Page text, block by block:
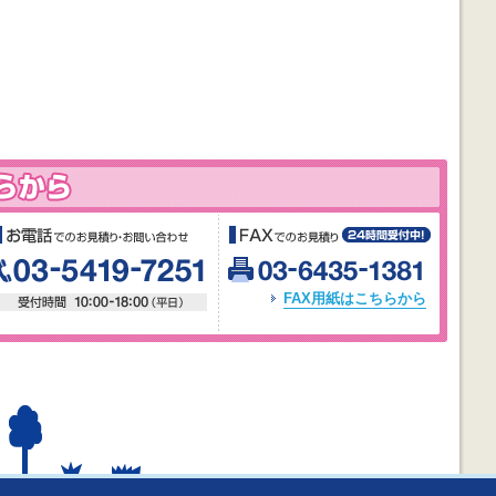
からのお見積り
見積りフォーム
お電話でのお見積り・お問い合わせ
03-5419-7251 受付時間 10:00-
FAX用紙はこちらから